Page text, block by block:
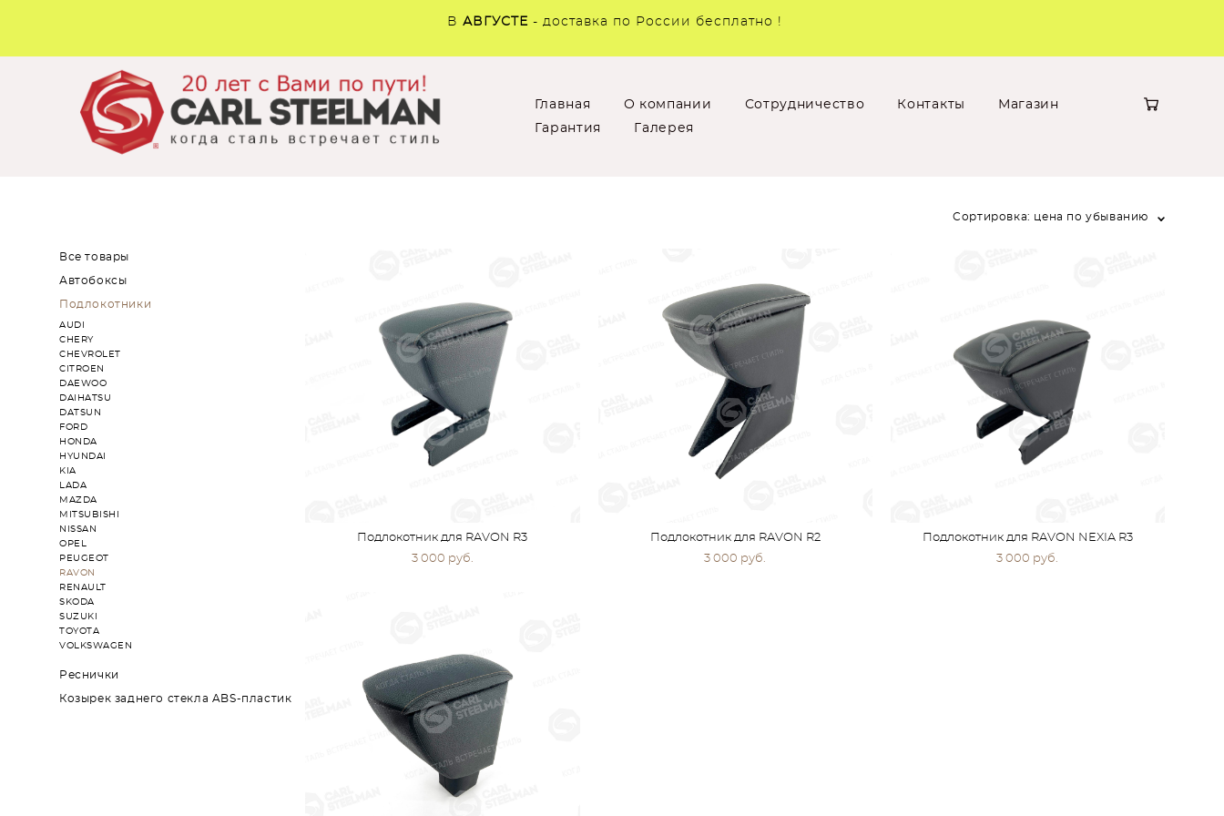
В АВГУСТЕ - доставка по России бесплатно !
Главная О компании Сотрудничество Контакты
Магазин
Гарантия
Галерея
Все товары
Автобоксы
Подлокотники
AUDI
CHERY
CHEVROLET
CITROEN
DAEWOO
DAIHATSU
DATSUN
FORD
HONDA
HYUNDAI
KIA
LADA
MAZDA
MITSUBISHI
NISSAN
OPEL
PEUGEOT
RAVON
RENAULT
SKODA
SUZUKI
TOYOTA
VOLKSWAGEN
Реснички
Козырек заднего стекла ABS-пластик
Сортировка: цена по убыванию
Подлокотник для RAVON R3
3 000 pуб.
Подлокотник для RAVON R2
3 000 pуб.
Подлокотник для RAVON NEXIA R3
3 000 pуб.